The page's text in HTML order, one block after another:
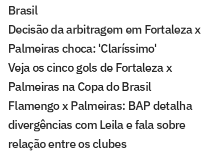
Brasil
Decisão da arbitragem em Fortaleza x
Palmeiras choca: 'Claríssimo'
Veja os cinco gols de Fortaleza x
Palmeiras na Copa do Brasil
Flamengo x Palmeiras: BAP detalha
divergências com Leila e fala sobre
relação entre os clubes